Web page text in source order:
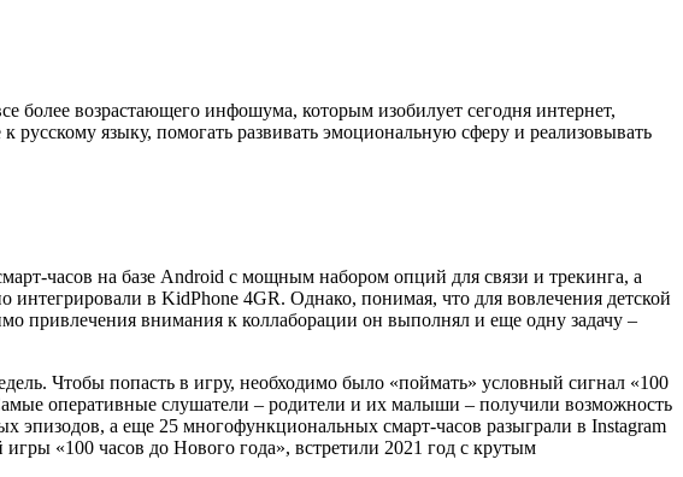
более возрастающего инфошума, которым изобилует сегодня интернет,
языку, помогать развивать эмоциональную сферу и реализовывать
часов на базе Android с мощным набором опций для связи и трекинга, а
в KidPhone 4GR. Однако, понимая, что для вовлечения детской
привлечения внимания к коллаборации он выполнял и еще одну задачу –
Чтобы попасть в игру, необходимо было «поймать» условный сигнал «100
оперативные слушатели – родители и их малыши – получили возможность
эпизодов, а еще 25 многофункциональных смарт-часов разыграли в Instagram
«100 часов до Нового года», встретили 2021 год с крутым